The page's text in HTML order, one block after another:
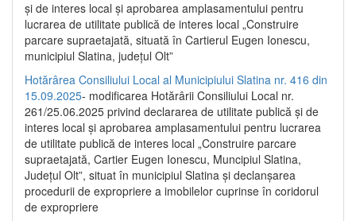
și de interes local și aprobarea amplasamentului pentru
lucrarea de utilitate publică de interes local „Construire
parcare supraetajată, situată în Cartierul Eugen Ionescu,
municipiul Slatina, județul Olt”
Hotărârea Consiliului Local al Municipiului Slatina nr. 416 din
15.09.2025- modificarea Hotărârii Consiliului Local nr.
261/25.06.2025 privind declararea de utilitate publică și de
interes local și aprobarea amplasamentului pentru lucrarea
de utilitate publică de interes local „Construire parcare
supraetajată, Cartier Eugen Ionescu, Muncipiul Slatina,
Județul Olt”, situat în municipiul Slatina și declanșarea
procedurii de expropriere a imobilelor cuprinse în coridorul
de expropriere